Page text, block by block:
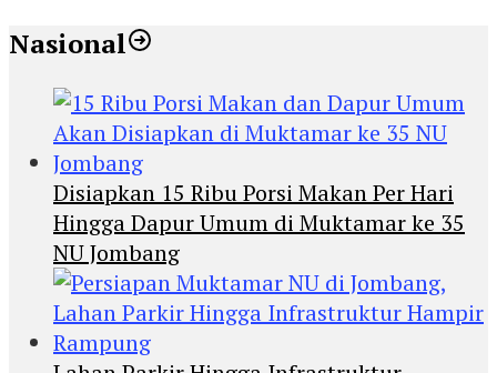
Nasional
Disiapkan 15 Ribu Porsi Makan Per Hari
Hingga Dapur Umum di Muktamar ke 35
NU Jombang